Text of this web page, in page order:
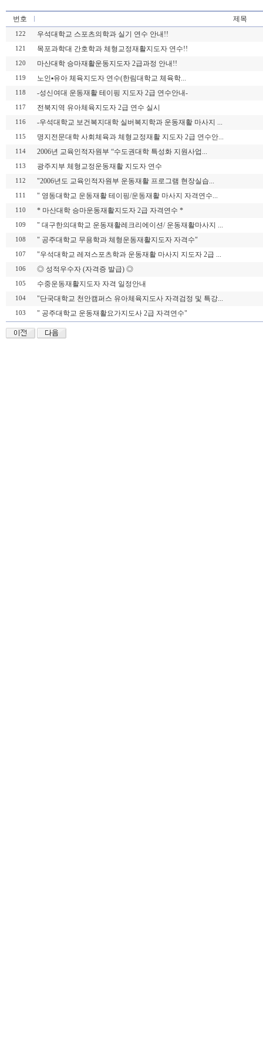
번호 제목
122 우석대학교 스포츠의학과 실기 연수 안내!!
121 목포과학대 간호학과 체형교정재활지도자 연수!!
120 마산대학 승마재활운동지도자 2급과정 안내!!
119 노인▪유아 체육지도자 연수(한림대학교 체육학...
118 -성신여대 운동재활 테이핑 지도자 2급 연수안내-
117 전북지역 유아체육지도자 2급 연수 실시
116 -우석대학교 보건복지대학 실버복지학과 운동재활 마사지 ...
115 명지전문대학 사회체육과 체형교정재활 지도자 2급 연수안...
114 2006년 교육인적자원부 “수도권대학 특성화 지원사업...
113 광주지부 체형교정운동재활 지도자 연수
112 "2006년도 교육인적자원부 운동재활 프로그램 현장실습...
111 " 영동대학교 운동재활 테이핑/운동재활 마사지 자격연수...
110 * 마산대학 승마운동재활지도자 2급 자격연수 *
109 " 대구한의대학교 운동재활레크리에이션/ 운동재활마사지 ...
108 " 공주대학교 무용학과 체형운동재활지도자 자격수"
107 "우석대학교 레져스포츠학과 운동재활 마사지 지도자 2급 ...
106 ◎ 성적우수자 (자격증 발급) ◎
105 수중운동재활지도자 자격 일정안내
104 "단국대학교 천안캠퍼스 유아체육지도사 자격검정 및 특강...
103 " 공주대학교 운동재활요가지도사 2급 자격연수"